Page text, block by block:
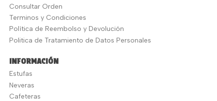
Consultar Orden
Terminos y Condiciones
Política de Reembolso y Devolución
Politica de Tratamiento de Datos Personales
INFORMACIÓN
Estufas
Neveras
Cafeteras